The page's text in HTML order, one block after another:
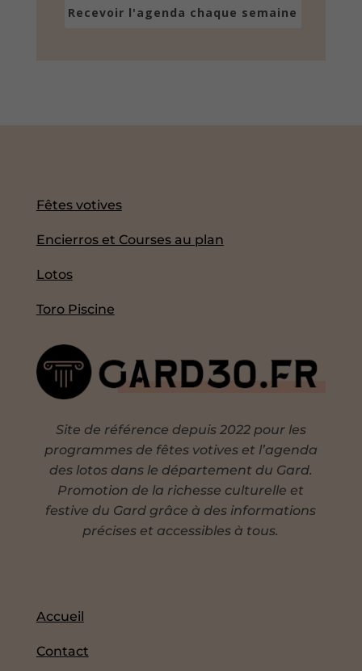
Recevoir l'agenda chaque semaine
Fêtes votives
Encierros et Courses au plan
Lotos
Toro Piscine
Site de référence depuis 2022 pour les
programmes de fêtes votives et l’agenda
des lotos dans le département du Gard.
Promotion de la richesse culturelle et
festive du Gard grâce à des informations
précises et accessibles à tous.
Accueil
Contact